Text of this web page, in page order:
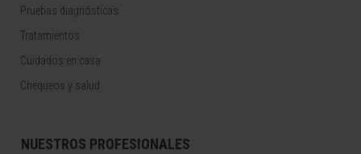
Pruebas diagnósticas
Tratamientos
Cuidados en casa
Chequeos y salud
NUESTROS PROFESIONALES